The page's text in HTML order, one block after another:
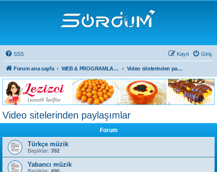
SSS Giriş
Kayıt
Forum ana sayfa WEB & PROGRAMLAMA & DİĞER Video sitelerinden paylaşımlar
Video sitelerinden paylaşımlar
Forum
Türkçe müzik
Başlıklar: 392
Yabancı müzik